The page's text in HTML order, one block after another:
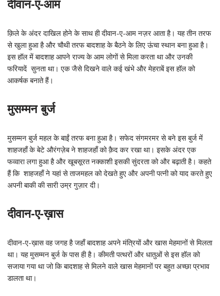
दीवान-ए-आम
क़िले के अंदर दाखिल होने के साथ ही दीवान-ए-आम नज़र आता है। यह तीन तरफ
से खुला हुआ है और चौथी तरफ बादशाह के बैठने के लिए ऊंचा स्थान बना हुआ है।
इस हॉल में बादशाह आपने राज्य के आम लोगों से मिला करता था और उनकी
फरियादें सुनता था। एक जैसे दिखने वाले कई खंभे और मेहराबें इस हॉल को
आकर्षक बनाते हैं।
मुसम्मन बुर्ज
मुसम्मन बुर्ज महल के बाईं तरफ बना हुआ है। सफेद संगमरमर से बने इस बुर्ज में
शाहजहाँ के बेटे औरंगज़ेब ने शाहजहाँ को क़ैद कर रखा था। इसके अंदर एक
फव्वारा लगा हुआ है और खूबसूरत नक्काशी इसकी सुंदरता को और बढ़ाती है। कहते
हैं कि शाहजहाँ ने यहां से ताजमहल को देखते हुए और अपनी पत्नी को याद करते हुए
अपनी बाकी की सारी उम्र गुज़ार दी।
दीवान-ए-ख़ास
दीवान-ए-ख़ास वह जगह है जहाँ बादशाह अपने मंत्रियों और खास मेहमानों से मिलता
था। यह मुसम्मन बुर्ज के पास ही है। कीमती पत्थरों और धातुओं से इस हॉल को
सजाया गया था जो कि बादशाह से मिलने वाले खास मेहमानों पर बहुत अच्छा प्रभाव
डालता था।